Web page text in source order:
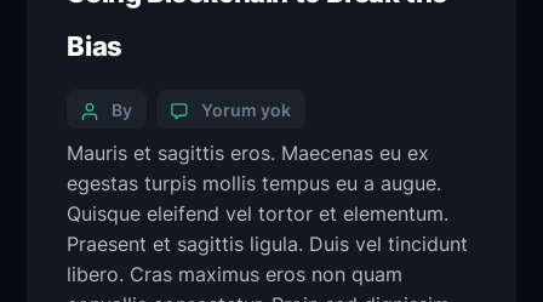
Bias
By Yorum yok
Mauris et sagittis eros. Maecenas eu ex
egestas turpis mollis tempus eu a augue.
Quisque eleifend vel tortor et elementum.
Praesent et sagittis ligula. Duis vel tincidunt
libero. Cras maximus eros non quam